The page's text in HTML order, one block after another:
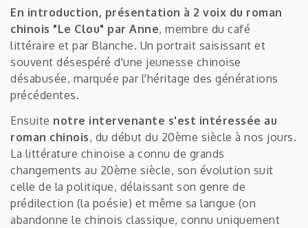
En introduction, présentation à 2 voix du roman
chinois "Le Clou" par Anne, membre du café
littéraire et par Blanche. Un portrait saisissant et
souvent désespéré d'une jeunesse chinoise
désabusée, marquée par l'héritage des générations
précédentes.
Ensuite notre intervenante s'est intéressée au
roman chinois, du début du 20ème siècle à nos jours.
La littérature chinoise a connu de grands
changements au 20ème siècle, son évolution suit
celle de la politique, délaissant son genre de
prédilection (la poésie) et même sa langue (on
abandonne le chinois classique, connu uniquement